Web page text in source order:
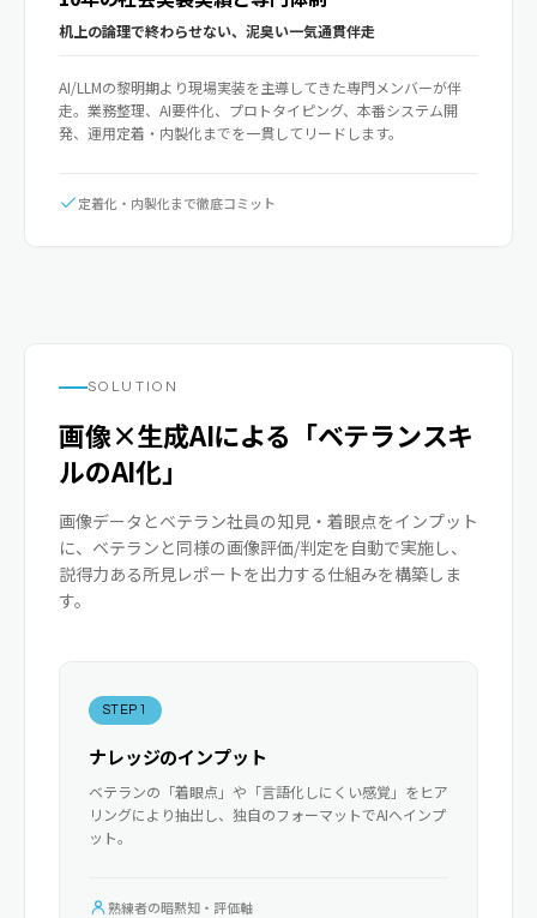
机上の論理で終わらせない、泥臭い一気通貫伴走
AI/LLMの黎明期より現場実装を主導してきた専門メンバーが伴
走。業務整理、AI要件化、プロトタイピング、本番システム開
発、運用定着・内製化までを一貫してリードします。
定着化・内製化まで徹底コミット
SOLUTION
画像×生成AIによる「ベテランスキ
ルのAI化」
画像データとベテラン社員の知見・着眼点をインプット
に、ベテランと同様の画像評価/判定を自動で実施し、
説得力ある所見レポートを出力する仕組みを構築しま
す。
STEP 1
ナレッジのインプット
ベテランの「着眼点」や「言語化しにくい感覚」をヒア
リングにより抽出し、独自のフォーマットでAIへインプ
ット。
熟練者の暗黙知・評価軸